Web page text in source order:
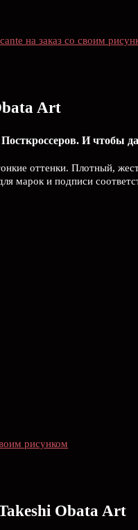
на заказ со своим
Art
И чтобы
оттенки. Плотный,
марок и подписи
рисунком
Obata Art